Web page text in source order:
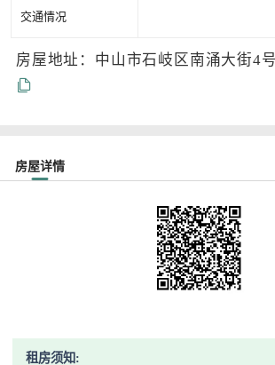
交通情况
房屋地址：中山市石岐区南涌大街4
房屋详情
租房须知: